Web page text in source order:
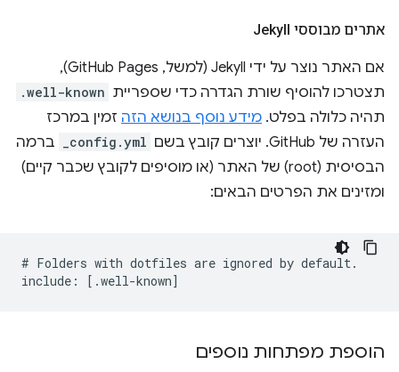
אתרים מבוססי Jekyll
אם האתר נוצר על ידי Jekyll (למשל, GitHub Pages),
תצטרכו להוסיף שורת הגדרה כדי שספריית .well-known
תהיה כלולה בפלט. מידע נוסף בנושא הזה זמין במרכז
העזרה של GitHub. יוצרים קובץ בשם
_config.yml
ברמה
הבסיסית (root) של האתר (או מוסיפים לקובץ שכבר קיים)
ומזינים את הפרטים הבאים:
# Folders with dotfiles are ignored by default.
הוספת מפתחות נוספים